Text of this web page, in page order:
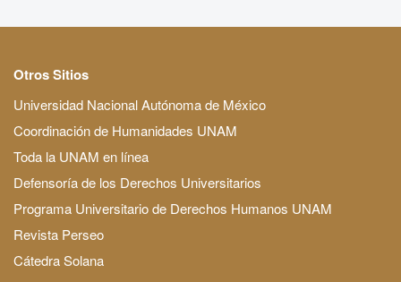
Otros Sitios
Universidad Nacional Autónoma de México
Coordinación de Humanidades UNAM
Toda la UNAM en línea
Defensoría de los Derechos Universitarios
Programa Universitario de Derechos Humanos UNAM
Revista Perseo
Cátedra Solana